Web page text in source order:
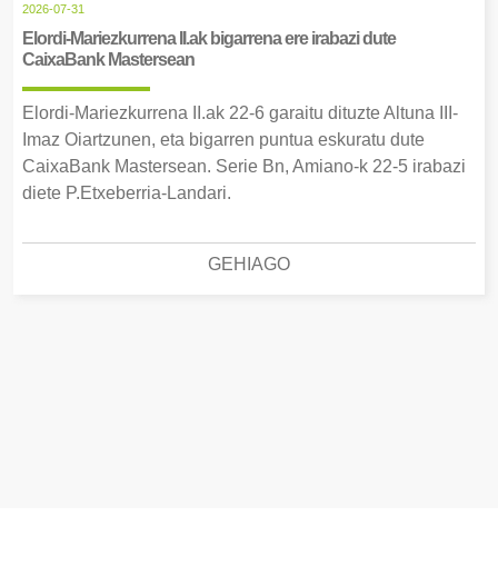
2026-07-31
Elordi-Mariezkurrena II.ak bigarrena ere irabazi dute
CaixaBank Mastersean
Elordi-Mariezkurrena II.ak 22-6 garaitu dituzte Altuna III-
Imaz Oiartzunen, eta bigarren puntua eskuratu dute
CaixaBank Mastersean. Serie Bn, Amiano-k 22-5 irabazi
diete P.Etxeberria-Landari.
GEHIAGO